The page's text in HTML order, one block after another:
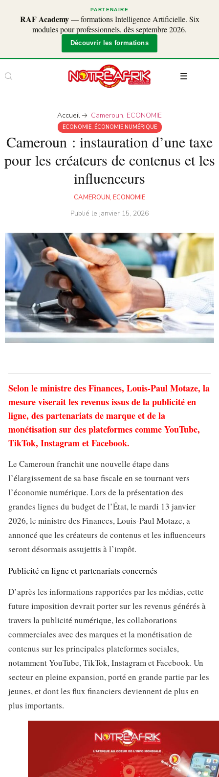
PARTENAIRE
RAF Academy— formations Intelligence Artificielle. Six
modules pour professionnels, dès septembre 2026.
Découvrir les formations
Accueil Cameroun, ECONOMIE
ECONOMIE, ÉCONOMIE NUMÉRIQUE
Cameroun : instauration d’une taxe
pour les créateurs de contenus et les
influenceurs
CAMEROUN, ECONOMIE
Publié le janvier 15, 2026
Selon le ministre des Finances, Louis-Paul Motaze, la
mesure viserait les revenus issus de la publicité en
ligne, des partenariats de marque et de la
monétisation sur des plateformes comme YouTube,
TikTok, Instagram et Facebook.
Le Cameroun franchit une nouvelle étape dans
l’élargissement de sa base fiscale en se tournant vers
l’économie numérique. Lors de la présentation des
grandes lignes du budget de l’État, le mardi 13 janvier
2026, le ministre des Finances, Louis-Paul Motaze, a
annoncé que les créateurs de contenus et les influenceurs
seront désormais assujettis à l’impôt.
Publicité en ligne et partenariats concernés
D’après les informations rapportées par les médias, cette
future imposition devrait porter sur les revenus générés à
travers la publicité numérique, les collaborations
commerciales avec des marques et la monétisation de
contenus sur les principales plateformes sociales,
notamment YouTube, TikTok, Instagram et Facebook. Un
secteur en pleine expansion, porté en grande partie par les
jeunes, et dont les flux financiers deviennent de plus en
plus importants.